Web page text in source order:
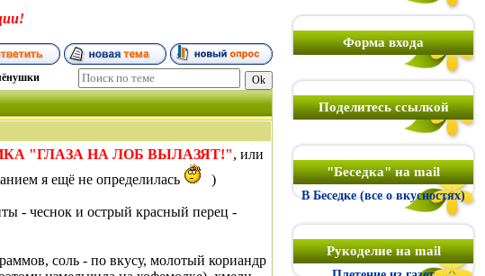
"ГЛАЗА НА ЛОБ ВЫЛАЗЯТ!", или
я ещё не определилась )
- чеснок и острый красный перец -
соль - по вкусу, молотый кориандр
Форма входа
Поделитесь ссылкой
"Беседка" на mail
В Беседке (все о вкусностях)
Рукоделие на mail